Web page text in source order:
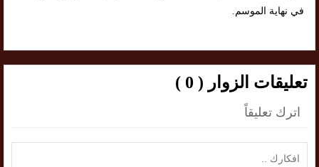
في نهاية الموسم.
تعليقات الزوار ( 0 )
اترك تعليقاً